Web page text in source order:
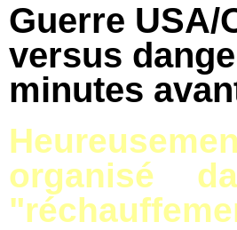
Guerre USA/
versus
minutes
organisé